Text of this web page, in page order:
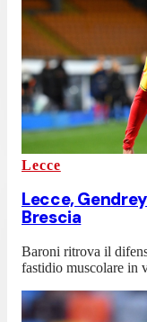
Lecce
Lecce,
Brescia
Baroni ritrova il
fastidio muscolare in